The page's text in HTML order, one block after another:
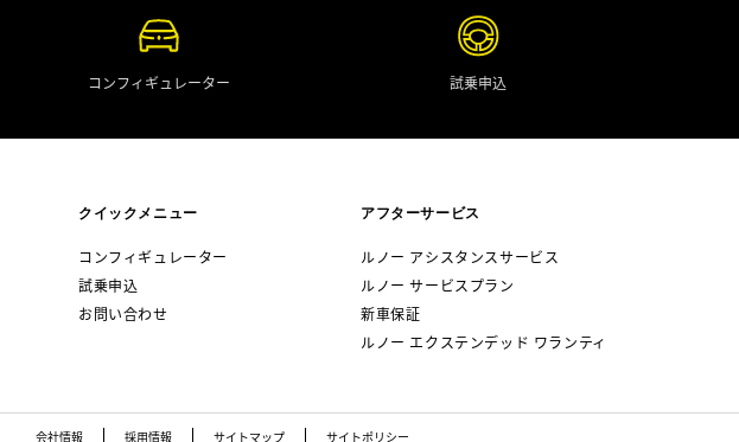
コンフィギュレーター 試乗申込
クイックメニュー
コンフィギュレーター
試乗申込
お問い合わせ
アフターサービス
ルノー アシスタンスサービス
ルノー サービスプラン
新車保証
ルノー エクステンデッド ワランティ
会社情報 採用情報 サイトマップ サイトポリシー